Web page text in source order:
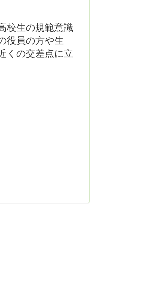
校生の規範意識
役員の方や生
くの交差点に立